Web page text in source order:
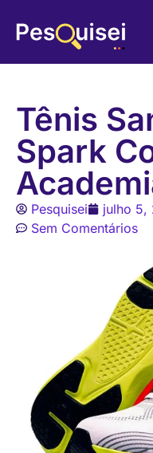
Tênis
Spark
Pesquisei julho 5,
Sem Comentários